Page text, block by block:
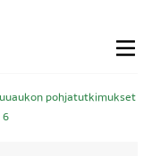
pohjatutkimukset
6